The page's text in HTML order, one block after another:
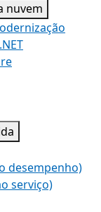
nuvem
desempenho)
serviço)